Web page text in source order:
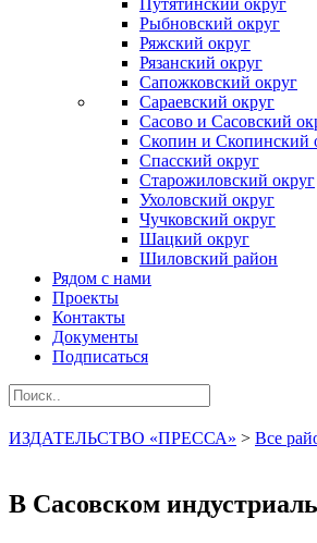
Путятинский округ
Рыбновский округ
Ряжский округ
Рязанский округ
Сапожковский округ
Сараевский округ
Сасово и Сасовский
Скопин и Скопинский
Спасский округ
Старожиловский округ
Ухоловский округ
Чучковский округ
Шацкий округ
Шиловский район
Рядом с нами
Проекты
Контакты
Документы
Подписаться
ИЗДАТЕЛЬСТВО «ПРЕССА» > Все
В Сасовском